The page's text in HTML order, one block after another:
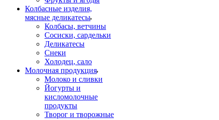
Колбасные изделия,
мясные деликатесы
Колбасы, ветчины
Сосиски, сардельки
Деликатесы
Снеки
Холодец, сало
Молочная продукция
Молоко и сливки
Йогурты и
кисломолочные
продукты
Творог и творожные